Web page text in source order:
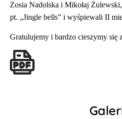
Zosia Nadolska i Mikołaj
pt. „Jingle bells” i wyśpiewali II
Gratulujemy i bardzo cieszymy się